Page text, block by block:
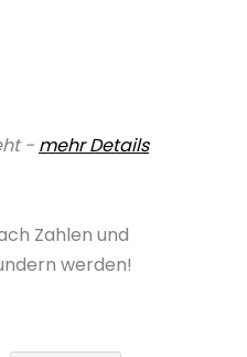
- mehr Details
Zahlen und
werden!